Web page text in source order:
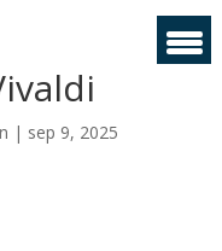
| sep 9, 2025